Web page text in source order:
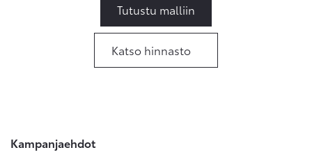
Tutustu malliin
Katso hinnasto
Kampanjaehdot